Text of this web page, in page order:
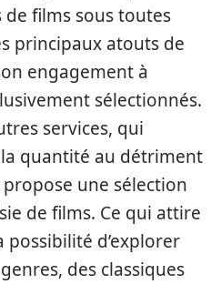
films sous toutes
principaux atouts de
engagement à
sélectionnés.
services, qui
quantité au détriment
une sélection
de films. Ce qui attire
possibilité d’explorer
des classiques